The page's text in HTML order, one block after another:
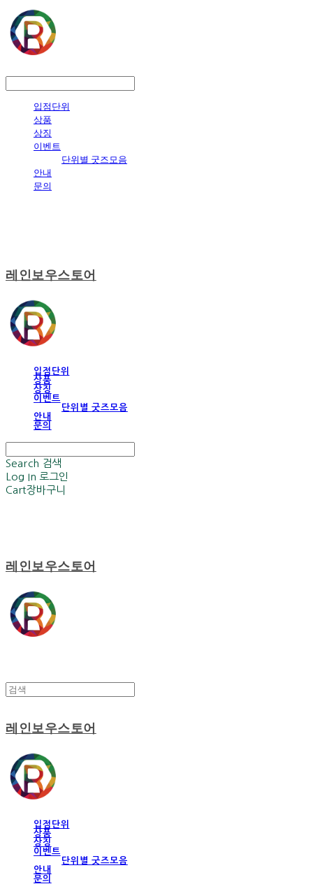
입점단위
상품
상징
이벤트
단위별 굿즈모음
안내
문의
레인보우스토어
입점단위
상품
상징
이벤트
단위별 굿즈모음
안내
문의
Search 검색
Log In 로그인
Cart장바구니
레인보우스토어
레인보우스토어
입점단위
상품
상징
이벤트
단위별 굿즈모음
안내
문의